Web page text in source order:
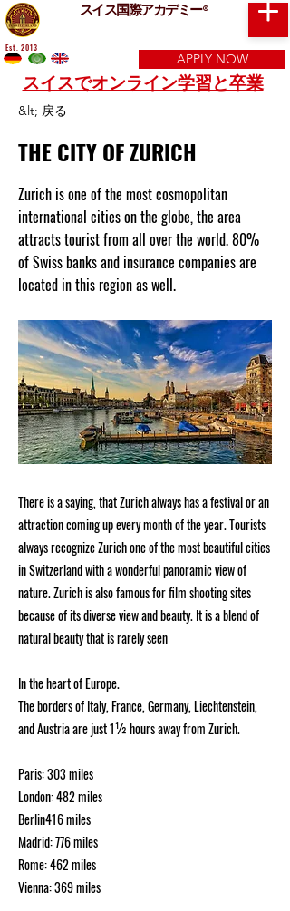
スイス国際アカデミー®
APPLY NOW
スイスでオンライン学習と卒業
Est. 2013
&lt; 戻る
THE CITY OF ZURICH
Zurich is one of the most cosmopolitan
international cities on the globe, the area
attracts tourist from all over the world. 80%
of Swiss banks and insurance companies are
located in this region as well.
There is a saying, that Zurich always has a festival or an
attraction coming up every month of the year. Tourists
always recognize Zurich one of the most beautiful cities
in Switzerland with a wonderful panoramic view of
nature. Zurich is also famous for film shooting sites
because of its diverse view and beauty. It is a blend of
natural beauty that is rarely seen
In the heart of Europe.
The borders of Italy, France, Germany, Liechtenstein,
and Austria are just 1½ hours away from Zurich.
Paris: 303 miles
London: 482 miles
Berlin416 miles
Madrid: 776 miles
Rome: 462 miles
Vienna: 369 miles